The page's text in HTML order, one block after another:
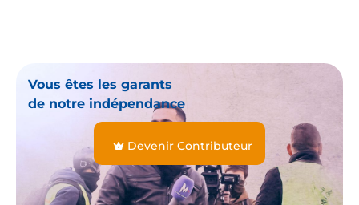
Vous êtes les garants
de notre indépendance
Devenir Contributeur